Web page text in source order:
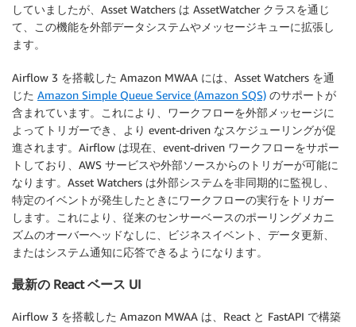
していましたが、Asset Watchers は AssetWatcher クラスを通じ
て、この機能を外部データシステムやメッセージキューに拡張し
ます。
Airflow 3 を搭載した Amazon MWAA には、Asset Watchers を通
じた Amazon Simple Queue Service (Amazon SQS) のサポートが
含まれています。これにより、ワークフローを外部メッセージに
よってトリガーでき、より event-driven なスケジューリングが促
進されます。Airflow は現在、event-driven ワークフローをサポー
トしており、AWS サービスや外部ソースからのトリガーが可能に
なります。Asset Watchers は外部システムを非同期的に監視し、
特定のイベントが発生したときにワークフローの実行をトリガー
します。これにより、従来のセンサーベースのポーリングメカニ
ズムのオーバーヘッドなしに、ビジネスイベント、データ更新、
またはシステム通知に応答できるようになります。
最新の React ベース UI
Airflow 3 を搭載した Amazon MWAA は、React と FastAPI で構築